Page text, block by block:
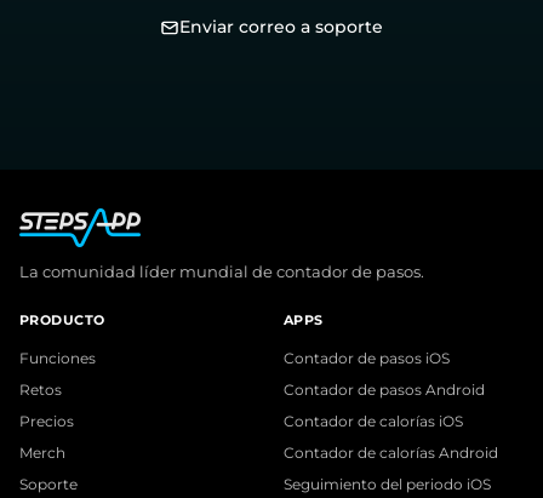
Enviar correo a soporte
La comunidad líder mundial de contador de pasos.
PRODUCTO
Funciones
Retos
Precios
Merch
Soporte
APPS
Contador de pasos iOS
Contador de pasos Android
Contador de calorías iOS
Contador de calorías Android
Seguimiento del periodo iOS